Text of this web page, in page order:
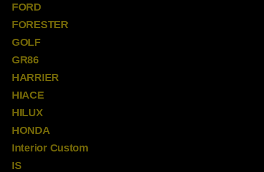
FORD
FORESTER
GOLF
GR86
HARRIER
HIACE
HILUX
HONDA
Interior Custom
IS